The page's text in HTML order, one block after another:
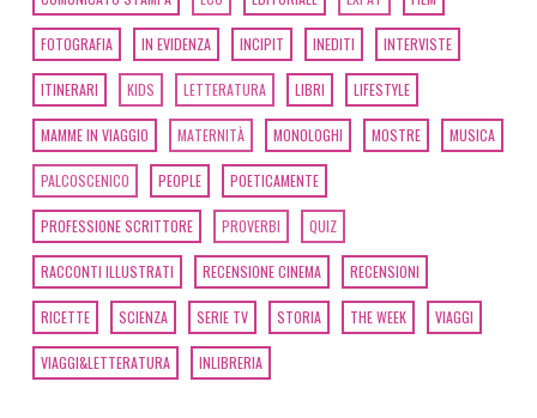
FOTOGRAFIA IN EVIDENZA INCIPIT INEDITI INTERVISTE
ITINERARI KIDS LETTERATURA LIBRI LIFESTYLE
MAMME IN VIAGGIO MATERNITÀ MONOLOGHI MOSTRE MUSICA
PALCOSCENICO PEOPLE POETICAMENTE
PROFESSIONE SCRITTORE PROVERBI QUIZ
RACCONTI ILLUSTRATI RECENSIONE CINEMA RECENSIONI
RICETTE SCIENZA SERIE TV STORIA THE WEEK VIAGGI
VIAGGI&LETTERATURA INLIBRERIA